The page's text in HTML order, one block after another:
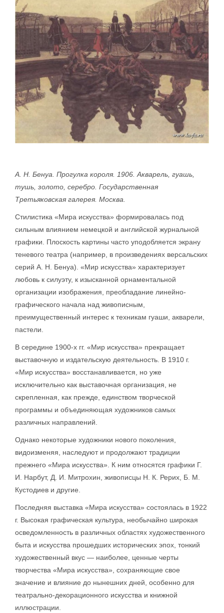
А. Н. Бенуа. Прогулка короля. 1906. Акварель, гуашь,
тушь, золото, серебро. Государственная
Третьяковская галерея. Москва.
Стилистика «Мира искусства» формировалась под
сильным влиянием немецкой и английской журнальной
графики. Плоскость картины часто уподобляется экрану
теневого театра (например, в произведениях версальских
серий А. Н. Бенуа). «Мир искусства» характеризует
любовь к силуэту, к изысканной орнаментальной
организации изображения, преобладание линейно-
графического начала над живописным,
преимущественный интерес к техникам гуаши, акварели,
пастели.
В середине 1900-х гг. «Мир искусства» прекращает
выставочную и издательскую деятельность. В 1910 г.
«Мир искусства» восстанавливается, но уже
исключительно как выставочная организация, не
скрепленная, как прежде, единством творческой
программы и объединяющая художников самых
различных направлений.
Однако некоторые художники нового поколения,
видоизменяя, наследуют и продолжают традиции
прежнего «Мира искусства». К ним относятся графики Г.
И. Нарбут, Д. И. Митрохин, живописцы Н. К. Рерих, Б. М.
Кустодиев и другие.
Последняя выставка «Мира искусства» состоялась в 1922
г. Высокая графическая культура, необычайно широкая
осведомленность в различных областях художественного
быта и искусства прошедших исторических эпох, тонкий
художественный вкус — наиболее, ценные черты
творчества «Мира искусства», сохраняющие свое
значение и влияние до нынешних дней, особенно для
театрально-декорационного искусства и книжной
иллюстрации.